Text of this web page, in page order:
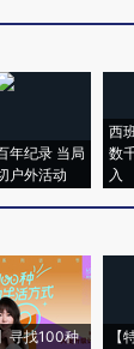
年纪录 当局
户外活动
西
数
入
寻找100种